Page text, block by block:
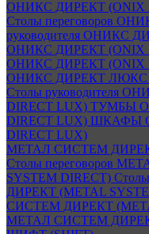
ОНИКС ДИРЕКТ (ONIX
Столы переговоров
руководителя ОНИКС
ОНИКС ДИРЕКТ (ONIX
ОНИКС ДИРЕКТ (ONIX
ОНИКС ДИРЕКТ ЛЮКС
Столы руководителя
DIRECT LUX) ТУМБЫ
DIRECT LUX) ШКАФЫ
DIRECT LUX)
МЕТАЛ СИСТЕМ
Столы переговоров
SYSTEM DIRECT)
ДИРЕКТ (METAL
СИСТЕМ ДИРЕКТ
МЕТАЛ СИСТЕМ